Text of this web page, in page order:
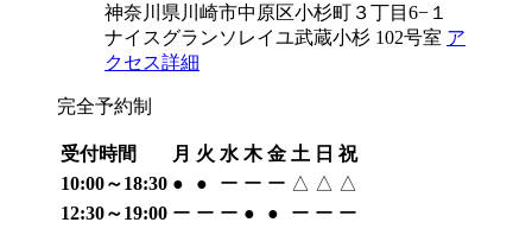
神奈川県川崎市中原区小杉町３丁目6−１
ナイスグランソレイユ武蔵小杉 102号室 ア
クセス詳細
完全予約制
受付時間 月 火 水 木 金 土 日 祝
10:00～18:30 ● ● ー ー ー △ △ △
12:30～19:00 ー ー ー ● ● ー ー ー